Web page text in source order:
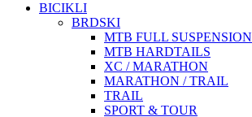
BICIKLI
BRDSKI
MTB FULL SUSPENSION
MTB HARDTAILS
XC / MARATHON
MARATHON / TRAIL
TRAIL
SPORT & TOUR